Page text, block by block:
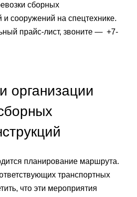
сборных
и сооружений на спецтехнике.
прайс-лист, звоните — +7-
организации
планирование маршрута.
транспортных
что эти мероприятия